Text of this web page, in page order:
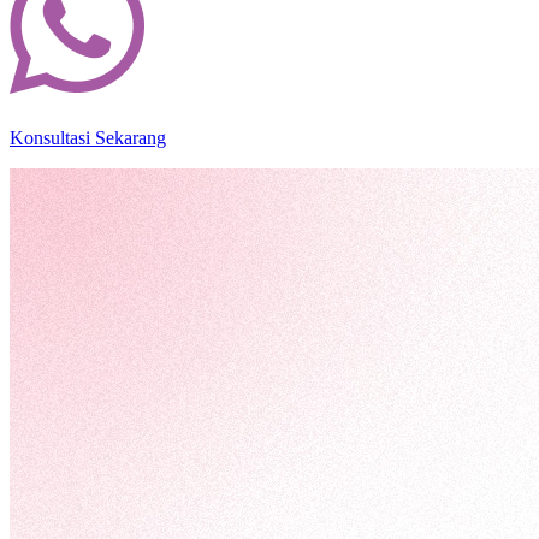
Konsultasi Sekarang